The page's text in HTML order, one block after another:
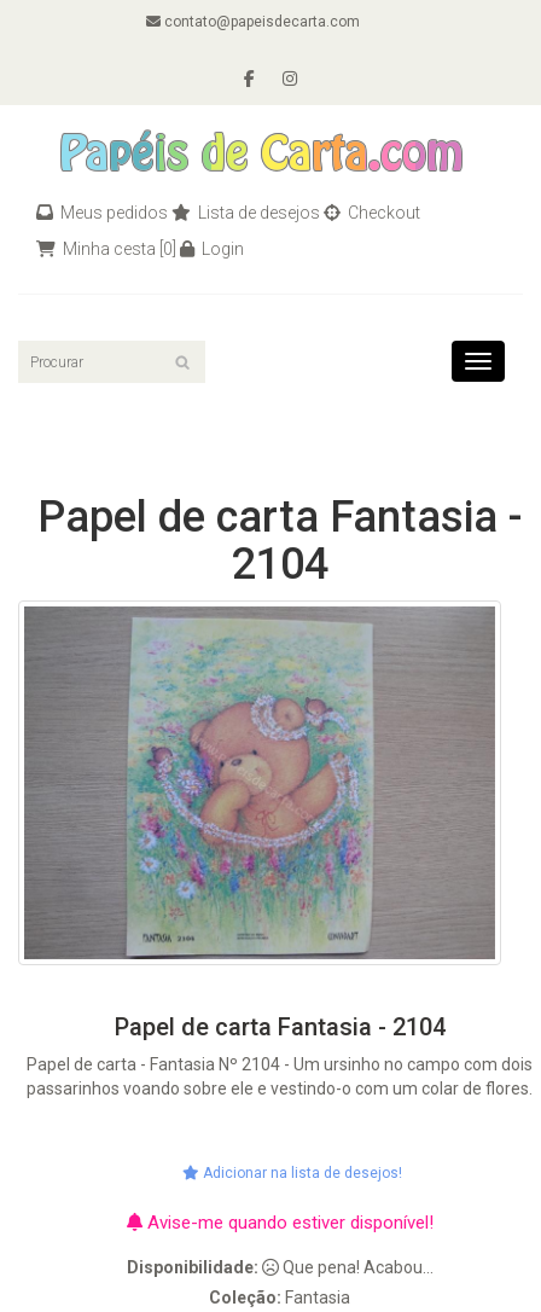
contato@papeisdecarta.com
Meus pedidos Lista de desejos
Checkout
Minha cesta [0] Login
Toggle
Papel de carta Fantasia -
2104
Papel de carta Fantasia - 2104
Papel de carta - Fantasia Nº 2104 - Um ursinho no campo com dois
passarinhos voando sobre ele e vestindo-o com um colar de flores.
Adicionar na lista de desejos!
Avise-me quando estiver disponível!
Disponibilidade:
Que pena! Acabou...
Coleção: Fantasia